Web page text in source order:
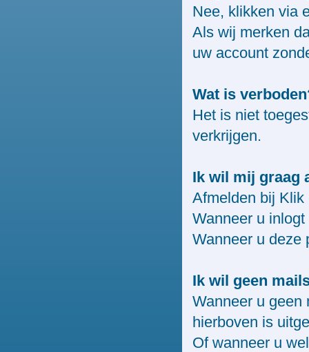
Nee, klikken via
Als wij merken
uw account
Wat is
Het is niet
verkrijgen.
Ik wil mij graag
Afmelden bij
Wanneer u
Wanneer u deze
Ik wil geen
Wanneer u geen
hierboven is
Of wanneer u